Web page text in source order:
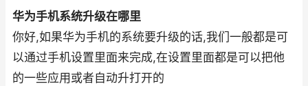
华为手机系统升级在哪里
你好,如果华为手机的系统要升级的话,我们一般都是可
以通过手机设置里面来完成,在设置里面都是可以把他
的一些应用或者自动升打开的